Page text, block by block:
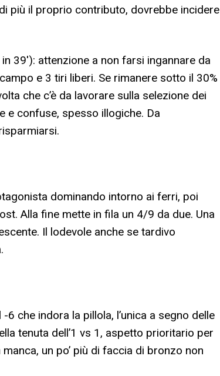
più il proprio contributo, dovrebbe incidere
39′): attenzione a non farsi ingannare da
e 3 tiri liberi. Se rimanere sotto il 30%
che c’è da lavorare sulla selezione dei
e confuse, spesso illogiche. Da
dominando intorno ai ferri, poi
Alla fine mette in fila un 4/9 da due. Una
Il lodevole anche se tardivo
che indora la pillola, l’unica a segno delle
tenuta dell’1 vs 1, aspetto prioritario per
un po’ più di faccia di bronzo non